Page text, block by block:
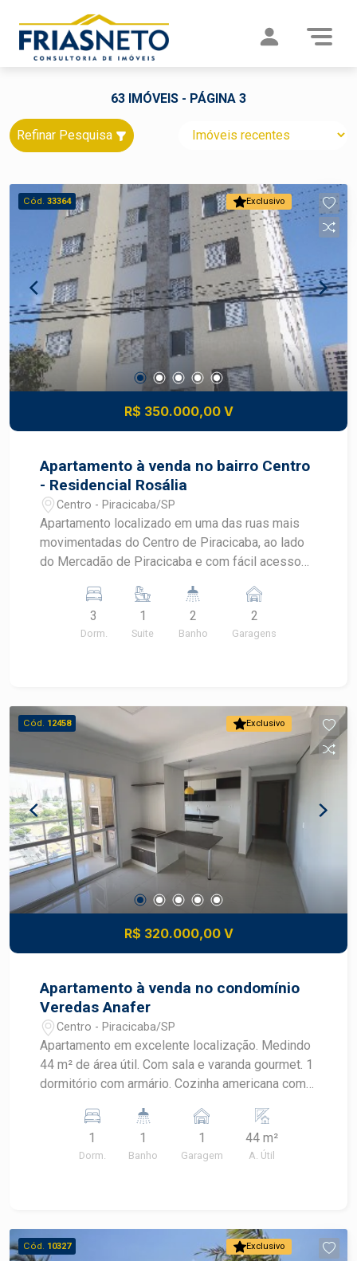
63 IMÓVEIS - PÁGINA 3
Refinar Pesquisa
Exclusivo
Cód. 33364
R$ 350.000,00 V
Apartamento à venda no bairro Centro
- Residencial Rosália
Centro - Piracicaba/SP
Apartamento localizado em uma das ruas mais
movimentadas do Centro de Piracicaba, ao lado
do Mercadão de Piracicaba e com fácil acesso
no bairro. More próximo aos mais diversos bares,
hamburgerias, restaurantes, sorveterias, entre
outros. - 69m² de área útil; - Totalmente
gabinete e gesso dos banheiros novos; - Sala
com varanda; - Cozinha com armários; -
Lavanderia; - 3 dormitórios, sendo 1 suíte, e o 2º
com armário embutido; - Banheiro social com box
de vidro e gabinete; - 2 vagas de garagem
paralelas e cobertas. Observação: Proprietário
estuda financiamento, parcelamento e FGTS.
Agende sua visita!
3
Dorm.
1
Suite
2
Banho
2
Garagens
Exclusivo
Cód. 12458
R$ 320.000,00 V
Apartamento à venda no condomínio
Veredas Anafer
Centro - Piracicaba/SP
Apartamento em excelente localização. Medindo
44 m² de área útil. Com sala e varanda gourmet. 1
dormitório com armário. Cozinha americana com
garagem coberta. Com ar condicionado.
1
Dorm.
1
Banho
1
Garagem
44 m²
A. Útil
Exclusivo
Cód. 10327